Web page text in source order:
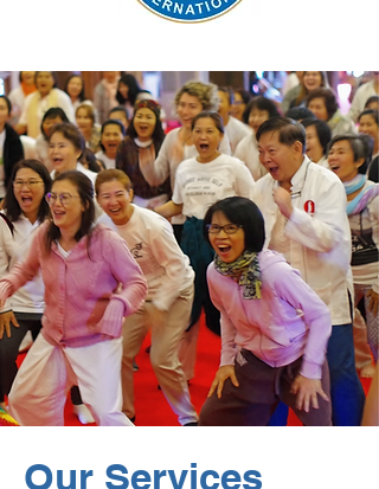
Our Services